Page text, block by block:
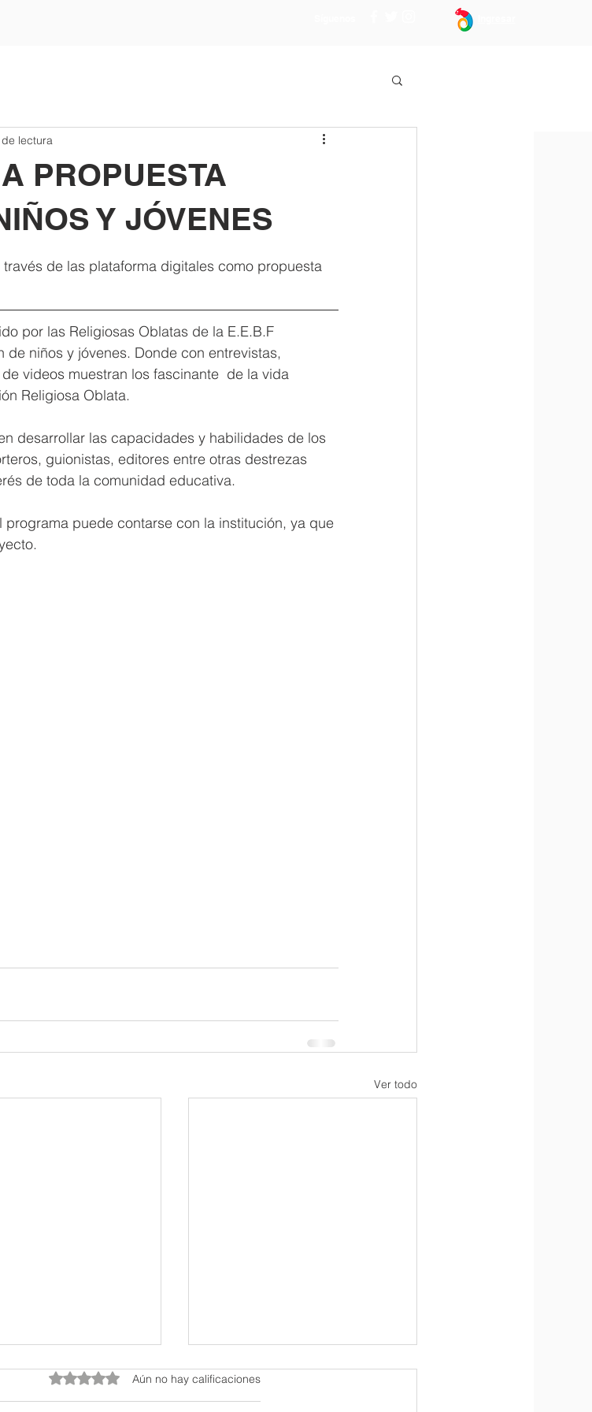
PROPUESTA
Y JÓVENES
lectura
de las plataforma digitales como propuesta
niños y jóvenes. Donde con entrevistas,
videos muestran los fascinante  de la vida
Religiosa Oblata.
desarrollar las capacidades y habilidades de los
guionistas, editores entre otras destrezas
de toda la comunidad educativa.
puede contarse con la institución, ya que
Ver todo
Obtuvo 0 de 5 estrellas.
Aún no hay calificaciones